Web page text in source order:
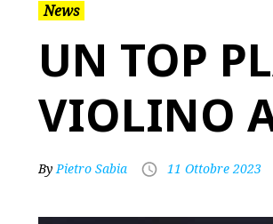
News
UN TOP
VIOLINO
ByPietro Sabia 11 Ottobre 2023